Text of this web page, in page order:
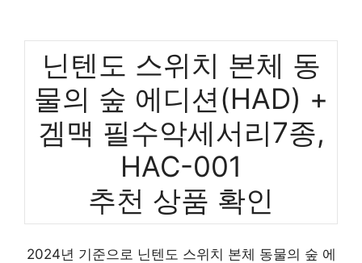
닌텐도 스위치 본체 동
물의 숲 에디션(HAD) +
겜맥 필수악세서리7종,
HAC-001
추천 상품 확인
2024년 기준으로 닌텐도 스위치 본체 동물의 숲 에